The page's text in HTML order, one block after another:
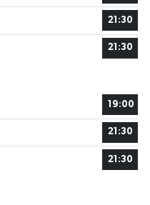
21:30
21:30
19:00
21:30
21:30